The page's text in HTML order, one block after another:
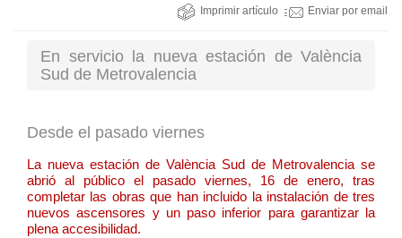
Imprimir artículo Enviar por email
En servicio la nueva estación de València
Sud de Metrovalencia
Desde el pasado viernes
La nueva estación de València Sud de Metrovalencia se
abrió al público el pasado viernes, 16 de enero, tras
completar las obras que han incluido la instalación de tres
nuevos ascensores y un paso inferior para garantizar la
plena accesibilidad.